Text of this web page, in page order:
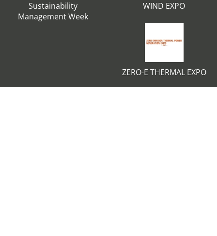
Sustainability
Management Week
WIND EXPO
ZERO-E THERMAL EXPO